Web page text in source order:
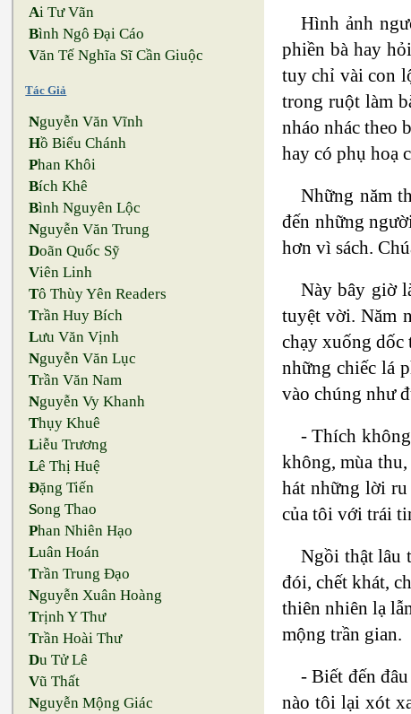
Ai Tư Vãn
Bình Ngô Đại Cáo
Văn Tế Nghĩa Sĩ Cần Giuộc
Tác Giả
Nguyễn Văn Vĩnh
Hồ Biểu Chánh
Phan Khôi
Bích Khê
Bình Nguyên Lộc
Nguyễn Văn Trung
Doãn Quốc Sỹ
Viên Linh
Tô Thùy Yên Readers
Trần Huy Bích
Lưu Văn Vịnh
Nguyễn Văn Lục
Trần Văn Nam
Nguyễn Vy Khanh
Thụy Khuê
Liễu Trương
Lê Thị Huệ
Đặng Tiến
Song Thao
Phan Nhiên Hạo
Luân Hoán
Trần Trung Đạo
Nguyễn Xuân Hoàng
Trịnh Y Thư
Trần Hoài Thư
Du Tử Lê
Vũ Thất
Nguyễn Mộng Giác
Hình ảnh
phiền bà hay
tuy chỉ vài con
trong ruột làm
nháo nhác theo
hay có phụ hoạ
Những năm
đến những
hơn vì sách.
Này bây giờ
tuyệt vời. Năm
chạy xuống dốc
những chiếc lá
vào chúng như
- Thích
không, mùa
hát những lời
của tôi với trái
Ngồi thật lâu
đói, chết khát,
thiên nhiên lạ
mộng trần gian.
- Biết đến
nào tôi lại xót